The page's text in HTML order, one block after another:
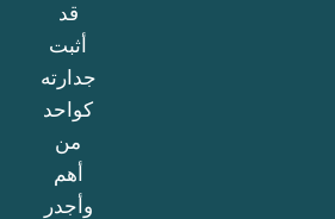
قد
أثبت
جدارته
كواحد
من
أهم
وأجدر